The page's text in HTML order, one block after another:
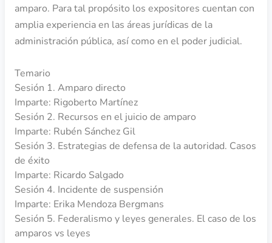
amparo. Para tal propósito los expositores cuentan con
amplia experiencia en las áreas jurídicas de la
administración pública, así como en el poder judicial.
Temario
Sesión 1. Amparo directo
Imparte: Rigoberto Martínez
Sesión 2. Recursos en el juicio de amparo
Imparte: Rubén Sánchez Gil
Sesión 3. Estrategias de defensa de la autoridad. Casos
de éxito
Imparte: Ricardo Salgado
Sesión 4. Incidente de suspensión
Imparte: Erika Mendoza Bergmans
Sesión 5. Federalismo y leyes generales. El caso de los
amparos vs leyes